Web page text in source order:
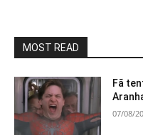
MOST READ
Fã
07/08/